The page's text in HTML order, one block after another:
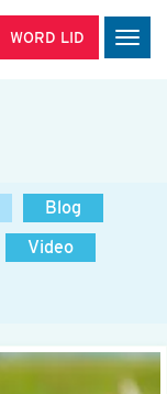
WORD LID
Blog
Video